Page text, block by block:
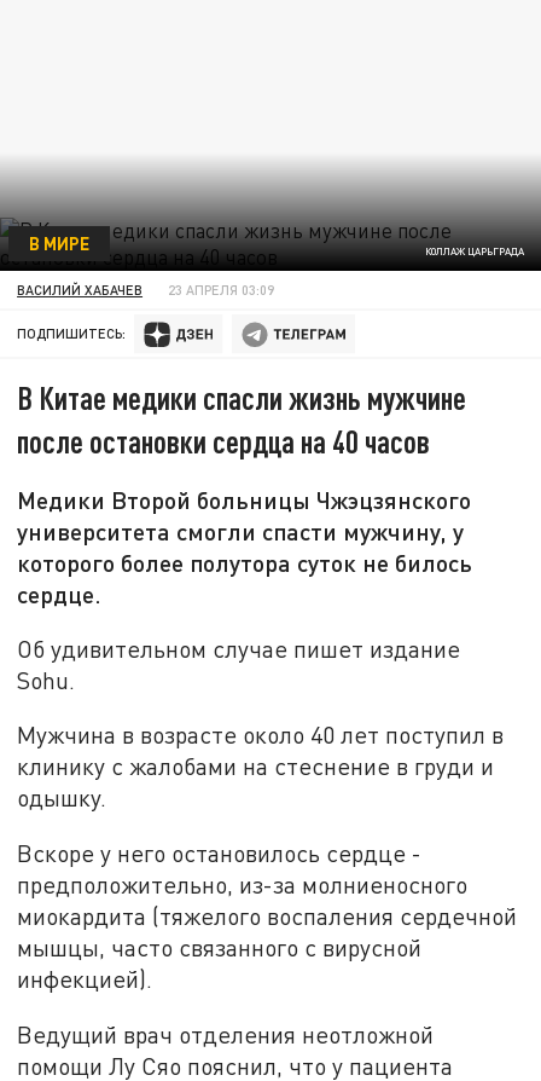
КОЛЛАЖ ЦАРЬГРАДА
В МИРЕ
ВАСИЛИЙ ХАБАЧЕВ 23 АПРЕЛЯ 03:09
ПОДПИШИТЕСЬ:
В Китае медики спасли жизнь мужчине
после остановки сердца на 40 часов
Медики Второй больницы Чжэцзянского
университета смогли спасти мужчину, у
которого более полутора суток не билось
сердце.
Об удивительном случае пишет издание
Sohu.
Мужчина в возрасте около 40 лет поступил в
клинику с жалобами на стеснение в груди и
одышку.
Вскоре у него остановилось сердце -
предположительно, из-за молниеносного
миокардита (тяжелого воспаления сердечной
мышцы, часто связанного с вирусной
инфекцией).
Ведущий врач отделения неотложной
помощи Лу Сяо пояснил, что у пациента